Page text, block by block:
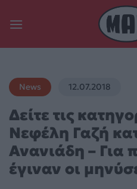
News 12.07.2018
Δείτε τις
Νεφέλη Γαζή
Ανανιάδη – Για
έγιναν οι